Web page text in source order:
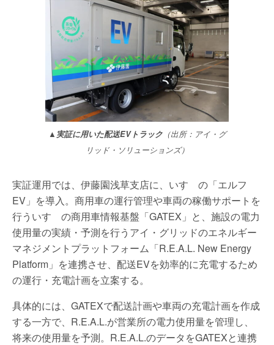
▲実証に用いた配送EVトラック（出所：アイ・グ
リッド・ソリューションズ）
実証運用では、伊藤園浅草支店に、いすゞの「エルフ
EV」を導入。商用車の運行管理や車両の稼働サポートを
行ういすゞの商用車情報基盤「GATEX」と、施設の電力
使用量の実績・予測を行うアイ・グリッドのエネルギー
マネジメントプラットフォーム「R.E.A.L. New Energy
Platform」を連携させ、配送EVを効率的に充電するため
の運行・充電計画を立案する。
具体的には、GATEXで配送計画や車両の充電計画を作成
する一方で、R.E.A.L.が営業所の電力使用量を管理し、
将来の使用量を予測。R.E.A.L.のデータをGATEXと連携